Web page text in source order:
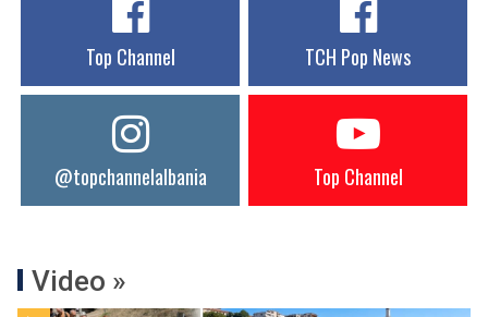
Top Channel TCH Pop News
@topchannelalbania Top Channel
Video »